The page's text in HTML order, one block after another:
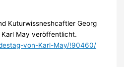
Kuturwissneshcaftler Georg
Karl May veröffentlicht.
von-Karl-May/!90460/